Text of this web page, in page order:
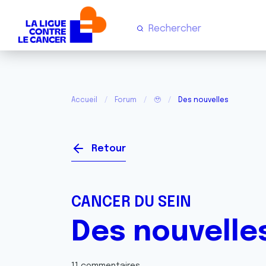
Accueil Forum 🥹 Des nouvelles
Retour
CANCER DU SEIN
Des